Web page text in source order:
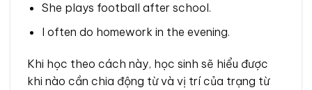
She plays football after school.
I often do homework in the evening.
Khi học theo cách này, học sinh sẽ hiểu được
khi nào cần chia động từ và vị trí của trạng từ